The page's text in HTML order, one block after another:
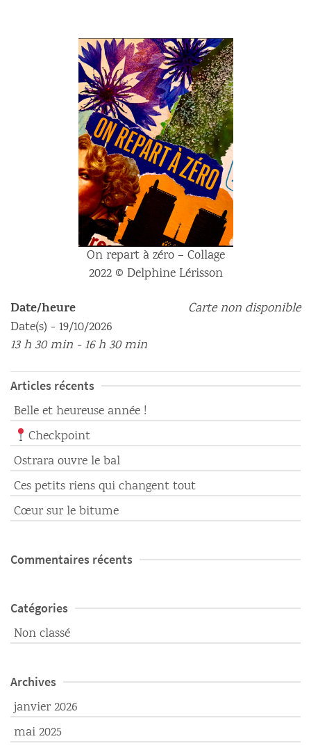
On repart à zéro – Collage
2022 © Delphine Lérisson
Carte non disponible
Date/heure
Date(s) - 19/10/2026
13 h 30 min - 16 h 30 min
Articles récents
Belle et heureuse année !
Checkpoint
Ostrara ouvre le bal
Ces petits riens qui changent tout
Cœur sur le bitume
Commentaires récents
Catégories
Non classé
Archives
janvier 2026
mai 2025